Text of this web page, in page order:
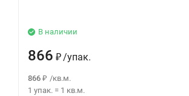
В наличии
866 ₽ /упак.
866 ₽ /кв.м.
1 упак. = 1 кв.м.